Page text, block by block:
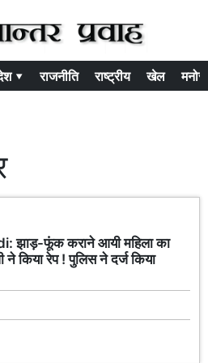
▾ राजनीति राष्ट्रीय खेल
झाड़-फूंक कराने आयी महिला का
ने किया रेप ! पुलिस ने दर्ज किया